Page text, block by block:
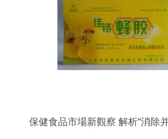
保健食品市場新觀察 解析“消除